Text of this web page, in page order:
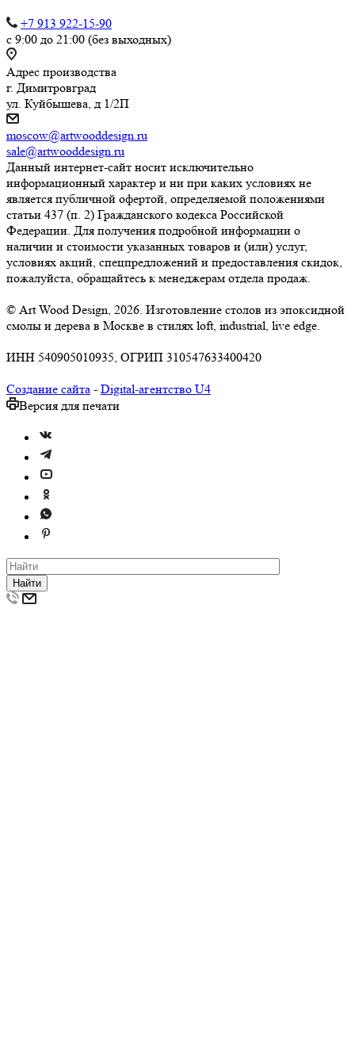
+7 913 922-15-90
с 9:00 до 21:00 (без выходных)
Адрес производства
г. Димитровград
ул. Куйбышева, д 1/2П
moscow@artwooddesign.ru
sale@artwooddesign.ru
Данный интернет-сайт носит исключительно
информационный характер и ни при каких условиях не
является публичной офертой, определяемой положениями
статьи 437 (п. 2) Гражданского кодекса Российской
Федерации. Для получения подробной информации о
наличии и стоимости указанных товаров и (или) услуг,
условиях акций, спецпредложений и предоставления скидок,
пожалуйста, обращайтесь к менеджерам отдела продаж.
© Art Wood Design, 2026. Изготовление столов из эпоксидной
смолы и дерева в Москве в стилях loft, industrial, live edge.
ИНН 540905010935, ОГРИП 310547633400420
Создание сайта - Digital-агентство U4
Версия для печати
Найти